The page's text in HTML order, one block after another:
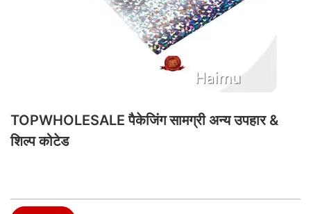
TOPWHOLESALE पैकेजिंग सामग्री अन्य उपहार &
शिल्प कोटेड